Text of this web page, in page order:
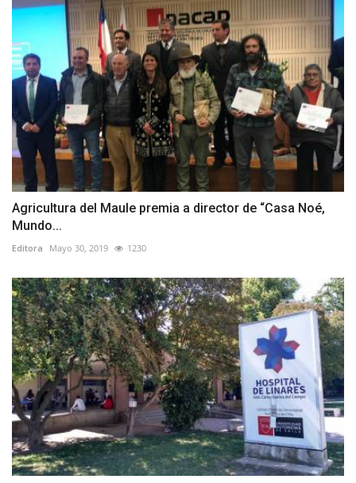
Agricultura del Maule premia a director de “Casa Noé,
Mundo...
Editora Mayo 30, 2019 1230